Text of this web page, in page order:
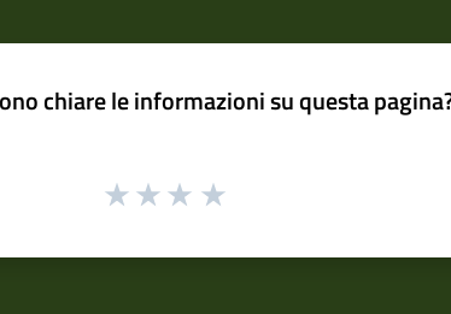
chiare le informazioni su questa